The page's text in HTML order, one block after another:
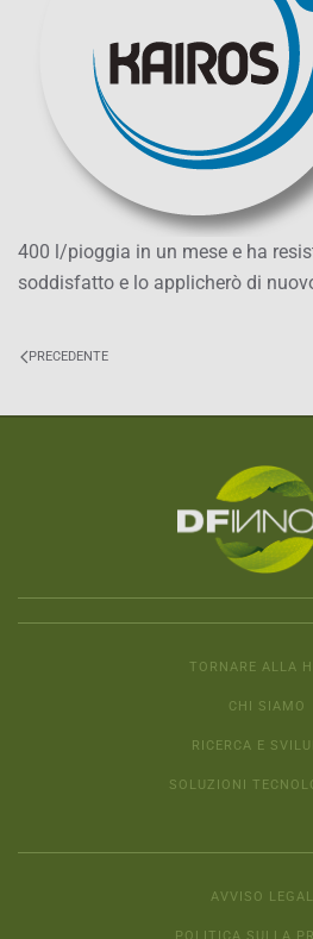
400 l/pioggia in un mese e ha
soddisfatto e lo applicherò di
PRECEDENTE
TORNARE ALLA
CHI SIAMO
RICERCA E
SOLUZIONI
AVVISO